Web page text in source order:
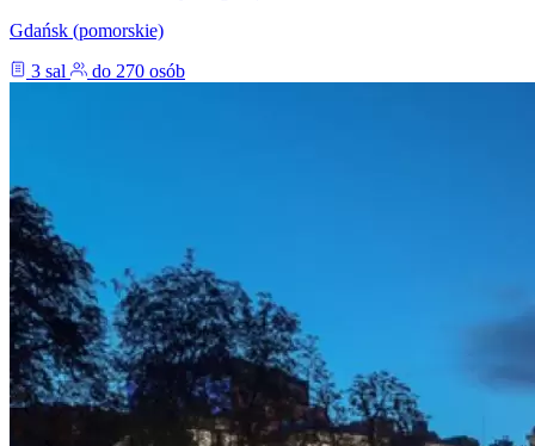
Gdańsk (pomorskie)
3 sal
do 270 osób